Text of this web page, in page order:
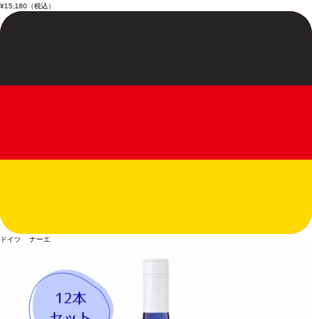
¥15,180（税込）
ドイツ ナーエ